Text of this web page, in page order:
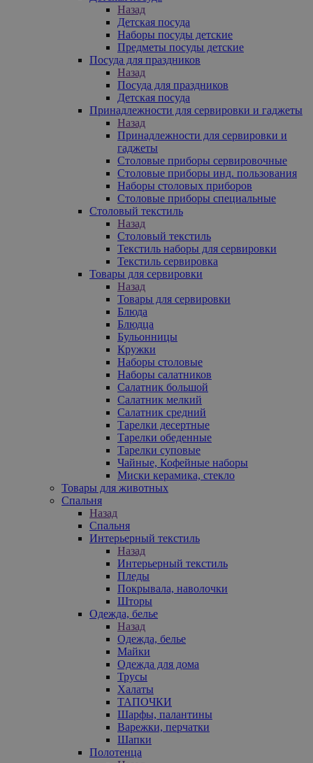
Назад
Детская посуда
Наборы посуды детские
Предметы посуды детские
Посуда для праздников
Назад
Посуда для праздников
Детская посуда
Принадлежности для сервировки и гаджеты
Назад
Принадлежности для сервировки и
гаджеты
Столовые приборы сервировочные
Столовые приборы инд. пользования
Наборы столовых приборов
Столовые приборы специальные
Столовый текстиль
Назад
Столовый текстиль
Текстиль наборы для сервировки
Текстиль сервировка
Товары для сервировки
Назад
Товары для сервировки
Блюда
Блюдца
Бульонницы
Кружки
Наборы столовые
Наборы салатников
Салатник большой
Салатник мелкий
Салатник средний
Тарелки десертные
Тарелки обеденные
Тарелки суповые
Чайные, Кофейные наборы
Миски керамика, стекло
Товары для животных
Спальня
Назад
Спальня
Интерьерный текстиль
Назад
Интерьерный текстиль
Пледы
Покрывала, наволочки
Шторы
Одежда, белье
Назад
Одежда, белье
Майки
Одежда для дома
Трусы
Халаты
ТАПОЧКИ
Шарфы, палантины
Варежки, перчатки
Шапки
Полотенца